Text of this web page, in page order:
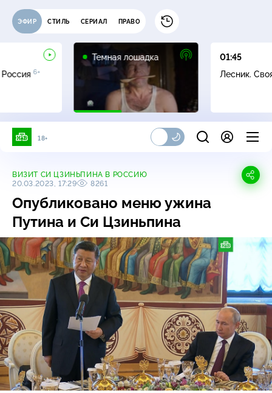
ЭФИР СТИЛЬ СЕРИАЛ ПРАВО
Россия6+
Темная лошадка
01:45
Лесник.
18+
ВИЗИТ СИ ЦЗИНЬПИНА В РОССИЮ
20.03.2023, 17:29
8261
Опубликовано меню ужина
Путина и Си Цзиньпина